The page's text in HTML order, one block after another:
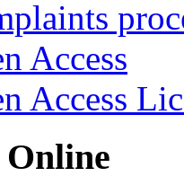
Access
Access